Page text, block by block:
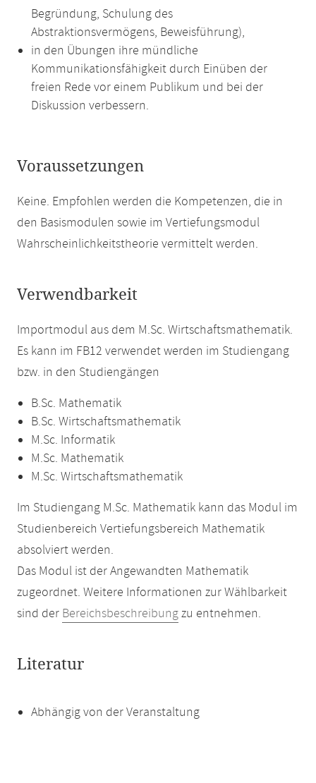
Begründung, Schulung des
Abstraktionsvermögens, Beweisführung),
in den Übungen ihre mündliche
Kommunikationsfähigkeit durch Einüben der
freien Rede vor einem Publikum und bei der
Diskussion verbessern.
Voraussetzungen
Keine. Empfohlen werden die Kompetenzen, die in
den Basismodulen sowie im Vertiefungsmodul
Wahrscheinlichkeitstheorie vermittelt werden.
Verwendbarkeit
Importmodul aus dem M.Sc. Wirtschaftsmathematik.
Es kann im FB12 verwendet werden im Studiengang
bzw. in den Studiengängen
B.Sc. Mathematik
B.Sc. Wirtschaftsmathematik
M.Sc. Informatik
M.Sc. Mathematik
M.Sc. Wirtschaftsmathematik
Im Studiengang M.Sc. Mathematik kann das Modul im
Studienbereich Vertiefungsbereich Mathematik
absolviert werden.
Das Modul ist der Angewandten Mathematik
zugeordnet. Weitere Informationen zur Wählbarkeit
sind der Bereichsbeschreibungzu entnehmen.
Literatur
Abhängig von der Veranstaltung